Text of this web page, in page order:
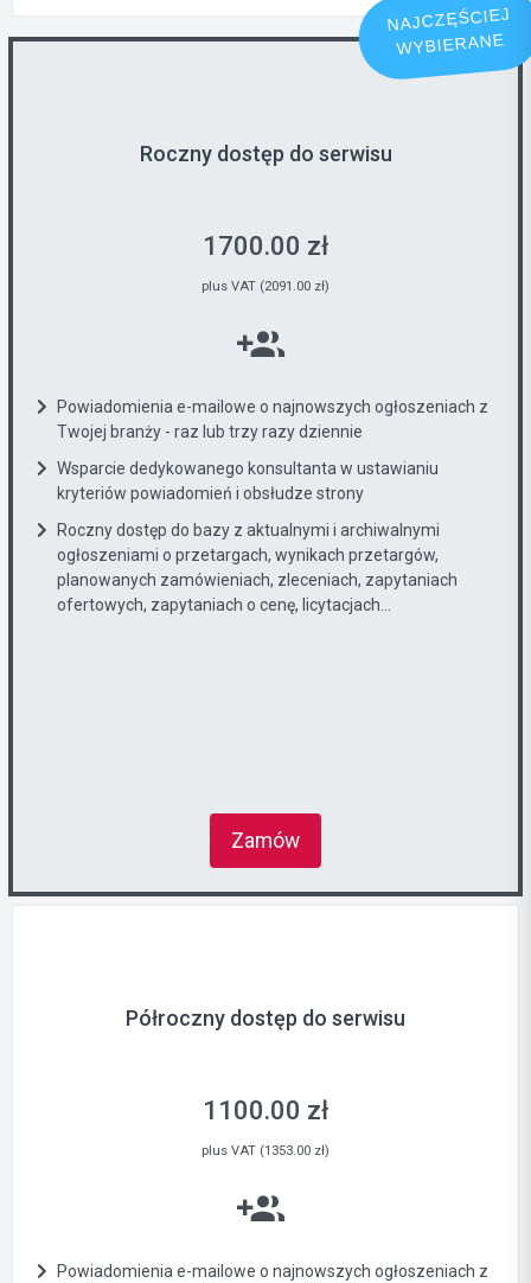
NAJCZĘŚCIEJ
WYBIERANE
Roczny dostęp do serwisu
1700.00 zł
plus VAT (2091.00 zł)
Powiadomienia e-mailowe o najnowszych ogłoszeniach z
Twojej branży - raz lub trzy razy dziennie
Wsparcie dedykowanego konsultanta w ustawianiu
kryteriów powiadomień i obsłudze strony
Roczny dostęp do bazy z aktualnymi i archiwalnymi
ogłoszeniami o przetargach, wynikach przetargów,
planowanych zamówieniach, zleceniach, zapytaniach
ofertowych, zapytaniach o cenę, licytacjach...
Zamów
Półroczny dostęp do serwisu
1100.00 zł
plus VAT (1353.00 zł)
Powiadomienia e-mailowe o najnowszych ogłoszeniach z